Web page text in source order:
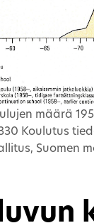
määrä
Koulutus
Suomen